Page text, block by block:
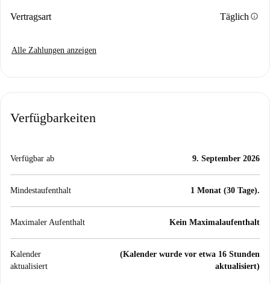
Vertragsart Täglich info
Alle Zahlungen anzeigen
Verfügbarkeiten
Verfügbar ab 9. September 2026
Mindestaufenthalt 1 Monat (30 Tage).
Maximaler Aufenthalt Kein Maximalaufenthalt
Kalender
aktualisiert
(Kalender wurde vor etwa 16 Stunden
aktualisiert)